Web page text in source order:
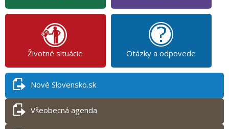
Životné situácie Otázky a odpovede
Nové Slovensko.sk
Všeobecná agenda